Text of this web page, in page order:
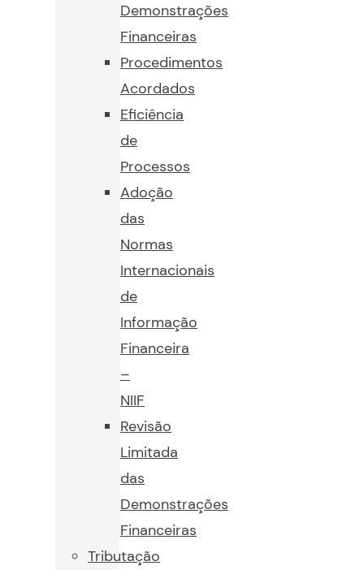
Demonstrações
Financeiras
Procedimentos
Acordados
Eficiência
de
Processos
Adoção
das
Normas
Internacionais
de
Informação
Financeira
–
NIIF
Revisão
Limitada
das
Demonstrações
Financeiras
Tributação